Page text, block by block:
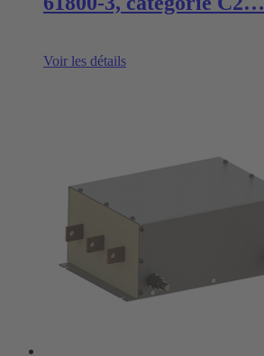
Voir les détails